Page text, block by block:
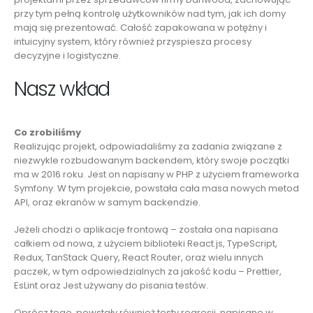
przy tym pełną kontrolę użytkowników nad tym, jak ich domy
mają się prezentować. Całość zapakowana w potężny i
intuicyjny system, który również przyspiesza procesy
decyzyjne i logistyczne.
Nasz wkład
Co zrobiliśmy
Realizując projekt, odpowiadaliśmy za zadania związane z
niezwykle rozbudowanym backendem, który swoje początki
ma w 2016 roku. Jest on napisany w PHP z użyciem frameworka
Symfony. W tym projekcie, powstała cała masa nowych metod
API, oraz ekranów w samym backendzie.
Jeżeli chodzi o aplikacje frontową – została ona napisana
całkiem od nowa, z użyciem biblioteki React.js, TypeScript,
Redux, TanStack Query, React Router, oraz wielu innych
paczek, w tym odpowiedzialnych za jakość kodu – Prettier,
EsLint oraz Jest używany do pisania testów.